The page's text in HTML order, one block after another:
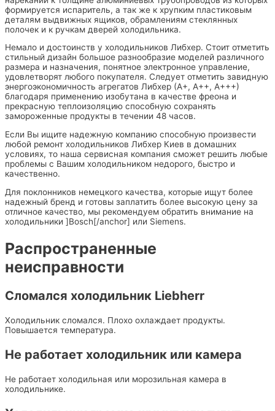
формируется испаритель, а так же к хрупким пластиковым
деталям выдвижных ящиков, обрамлениям стеклянных
полочек и к ручкам дверей холодильника.
Немало и достоинств у холодильников Либхер. Стоит отметить
стильный дизайн большое разнообразие моделей различного
размера и назначения, понятное электронное управление,
удовлетворят любого покупателя. Следует отметить завидную
энергоэкономичность агрегатов Либхер (А+, А++, А+++)
благодаря применению изобутана в качестве фреона и
прекрасную теплоизоляцию способную сохранять
замороженные продукты в течении 48 часов.
Если Вы ищите надежную компанию способную произвести
любой ремонт холодильников Либхер Киев в домашних
условиях, то наша сервисная компания сможет решить любые
проблемы с Вашим холодильником недорого, быстро и
качественно.
Для поклонников немецкого качества, которые ищут более
надежный бренд и готовы заплатить более высокую цену за
отличное качество, мы рекомендуем обратить внимание на
холодильники ]Bosch[/anchor] или Siemens.
Распространенные
неисправности
Сломался холодильник Liebherr
Холодильник сломался. Плохо охлаждает продукты.
Повышается температура.
Не работает холодильник или камера
Не работает холодильная или морозильная камера в
холодильнике.